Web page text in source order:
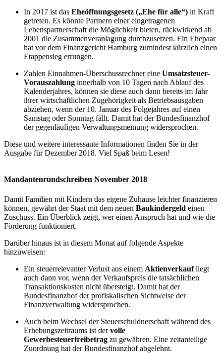
In 2017 ist das Eheöffnungsgesetz („Ehe für alle“) in Kraft
getreten. Es könnte Partnern einer eingetragenen
Lebenspartnerschaft die Möglichkeit bieten, rückwirkend ab
2001 die Zusammenveranlagung durchzusetzen. Ein Ehepaar
hat vor dem Finanzgericht Hamburg zumindest kürzlich einen
Etappensieg errungen.
Zahlen Einnahmen-Überschussrechner eine Umsatzsteuer-
Vorauszahlung innerhalb von 10 Tagen nach Ablauf des
Kalenderjahres, können sie diese auch dann bereits im Jahr
ihrer wirtschaftlichen Zugehörigkeit als Betriebsausgaben
abziehen, wenn der 10. Januar des Folgejahres auf einen
Samstag oder Sonntag fällt. Damit hat der Bundesfinanzhof
der gegenläufigen Verwaltungsmeinung widersprochen.
Diese und weitere interessante Informationen finden Sie in der
Ausgabe für Dezember 2018. Viel Spaß beim Lesen!
Mandantenrundschreiben November 2018
Damit Familien mit Kindern das eigene Zuhause leichter finanzieren
können, gewährt der Staat mit dem neuen Baukindergeld einen
Zuschuss. Ein Überblick zeigt, wer einen Anspruch hat und wie die
Förderung funktioniert.
Darüber hinaus ist in diesem Monat auf folgende Aspekte
hinzuweisen:
Ein steuerrelevanter Verlust aus einem Aktienverkaufliegt
auch dann vor, wenn der Verkaufspreis die tatsächlichen
Transaktionskosten nicht übersteigt. Damit hat der
Bundesfinanzhof der profiskalischen Sichtweise der
Finanzverwaltung widersprochen.
Auch beim Wechsel der Steuerschuldnerschaft während des
Erhebungszeitraums ist dervolle
Gewerbesteuerfreibetrag zu gewähren. Eine zeitanteilige
Zuordnung hat der Bundesfinanzhof abgelehnt.